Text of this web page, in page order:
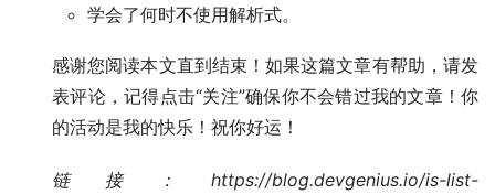
学会了何时不使用解析式。
感谢您阅读本文直到结束！如果这篇文章有帮助，请发
表评论，记得点击“关注”确保你不会错过我的文章！你
的活动是我的快乐！祝你好运！
链接：https://blog.devgenius.io/is-list-